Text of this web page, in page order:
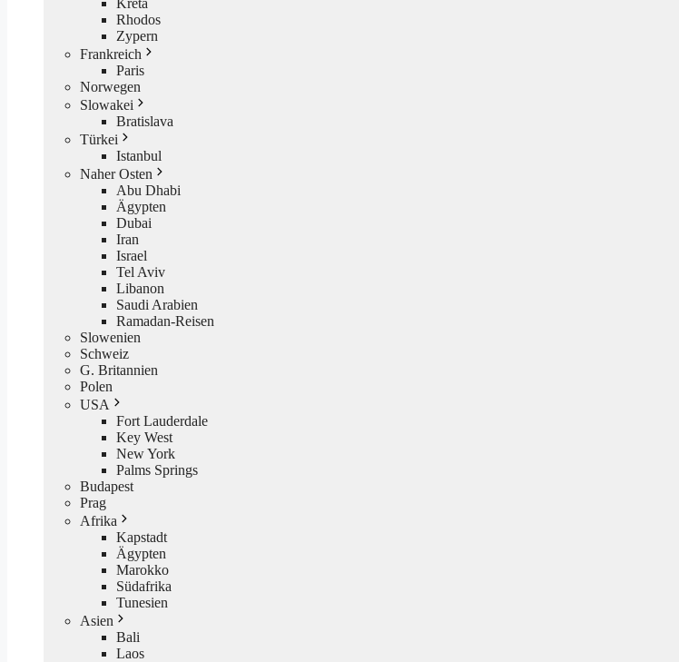
Rhodos
Zypern
Frankreich
Paris
Norwegen
Slowakei
Bratislava
Türkei
Istanbul
Naher Osten
Abu Dhabi
Ägypten
Dubai
Iran
Israel
Tel Aviv
Libanon
Saudi Arabien
Ramadan-Reisen
Slowenien
Schweiz
G. Britannien
Polen
USA
Fort Lauderdale
Key West
New York
Palms Springs
Budapest
Prag
Afrika
Kapstadt
Ägypten
Marokko
Südafrika
Tunesien
Asien
Bali
Laos